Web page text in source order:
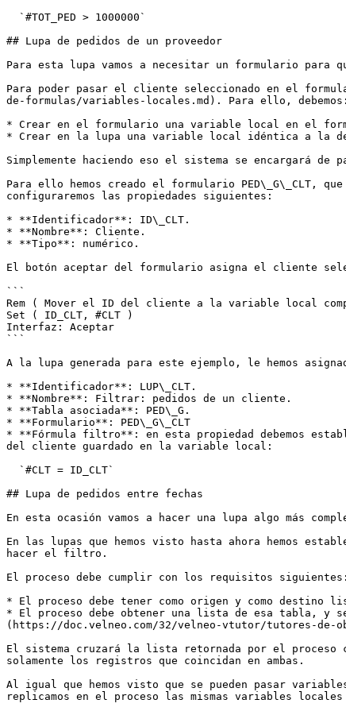
## Lupa de pedidos de un proveedor
Para esta lupa vamos a necesitar un formulario para
Para poder pasar el cliente seleccionado en el
de-formulas/variables-locales.md). Para ello, debemos:
* Crear en el formulario una variable local en el
* Crear en la lupa una variable local idéntica a la
Simplemente haciendo eso el sistema se encargará
Para ello hemos creado el formulario PED\_G\_CLT,
configuraremos las propiedades siguientes:
* **Identificador**: ID\_CLT.
* **Nombre**: Cliente.
* **Tipo**: numérico.
El botón aceptar del formulario asigna el cliente
```
Rem ( Mover el ID del cliente a la variable local
Set ( ID_CLT, #CLT )
Interfaz: Aceptar
```
A la lupa generada para este ejemplo, le hemos
* **Identificador**: LUP\_CLT.
* **Nombre**: Filtrar: pedidos de un cliente.
* **Tabla asociada**: PED\_G.
* **Formulario**: PED\_G\_CLT
* **Fórmula filtro**: en esta propiedad debemos
del cliente guardado en la variable local:
## Lupa de pedidos entre fechas
En esta ocasión vamos a hacer una lupa algo más
En las lupas que hemos visto hasta ahora hemos
hacer el filtro.
El proceso debe cumplir con los requisitos siguientes:
* El proceso debe tener como origen y como
* El proceso debe obtener una lista de esa tabla, y
(https://doc.velneo.com/32/velneo-vtutor/tutores-de-
El sistema cruzará la lista retornada por el
solamente los registros que coincidan en ambas.
Al igual que hemos visto que se pueden pasar
replicamos en el proceso las mismas variables